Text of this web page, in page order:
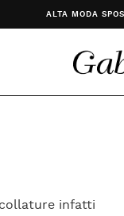
ALTA MODA
infatti